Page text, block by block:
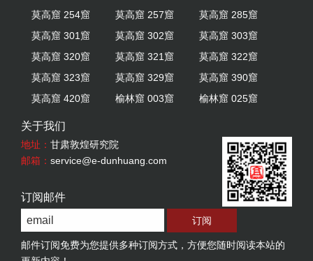
莫高窟 254窟
莫高窟 257窟
莫高窟 285窟
莫高窟 301窟
莫高窟 302窟
莫高窟 303窟
莫高窟 320窟
莫高窟 321窟
莫高窟 322窟
莫高窟 323窟
莫高窟 329窟
莫高窟 390窟
莫高窟 420窟
榆林窟 003窟 榆林窟 025窟
关于我们
地址： 甘肃敦煌研究院
邮箱： service@e-dunhuang.com
订阅邮件
邮件订阅免费为您提供多种订阅方式，方便您随时阅读本站的